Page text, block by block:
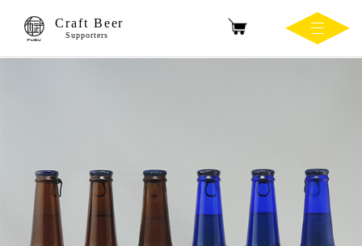
Craft Beer
Supporters